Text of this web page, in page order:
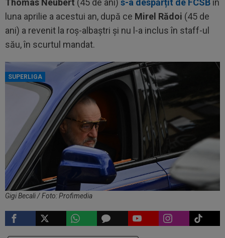
Thomas Neubert (45 de ani) s-a despărțit de FCSBîn
luna aprilie a acestui an, după ce Mirel Rădoi (45 de
ani) a revenit la roș-albaștri și nu l-a inclus în staff-ul
său, în scurtul mandat.
SUPERLIGA
Gigi Becali / Foto: Profimedia